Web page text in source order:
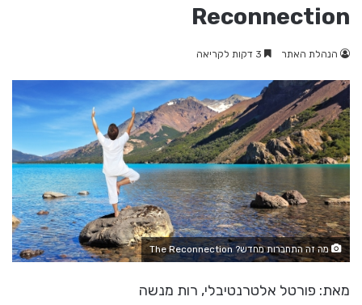
Reconnection
הנהלת האתר
מה זה התחברות מחדש? The Reconnection
מאת: פורטל אלטרנטיבלי, רות מנשה